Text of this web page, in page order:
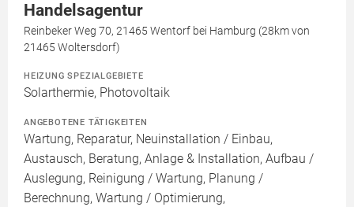
Handelsagentur
Reinbeker Weg 70, 21465 Wentorf bei Hamburg (28km von
21465 Woltersdorf)
HEIZUNG SPEZIALGEBIETE
Solarthermie, Photovoltaik
ANGEBOTENE TÄTIGKEITEN
Wartung, Reparatur, Neuinstallation / Einbau,
Austausch, Beratung, Anlage & Installation, Aufbau /
Auslegung, Reinigung / Wartung, Planung /
Berechnung, Wartung / Optimierung,